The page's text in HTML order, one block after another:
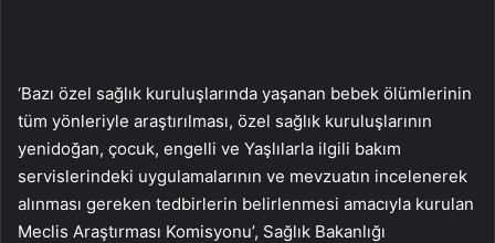
‘Bazı özel sağlık kuruluşlarında yaşanan bebek ölümlerinin
tüm yönleriyle araştırılması, özel sağlık kuruluşlarının
yenidoğan, çocuk, engelli ve Yaşlılarla ilgili bakım
servislerindeki uygulamalarının ve mevzuatın incelenerek
alınması gereken tedbirlerin belirlenmesi amacıyla kurulan
Meclis Araştırması Komisyonu’, Sağlık Bakanlığı